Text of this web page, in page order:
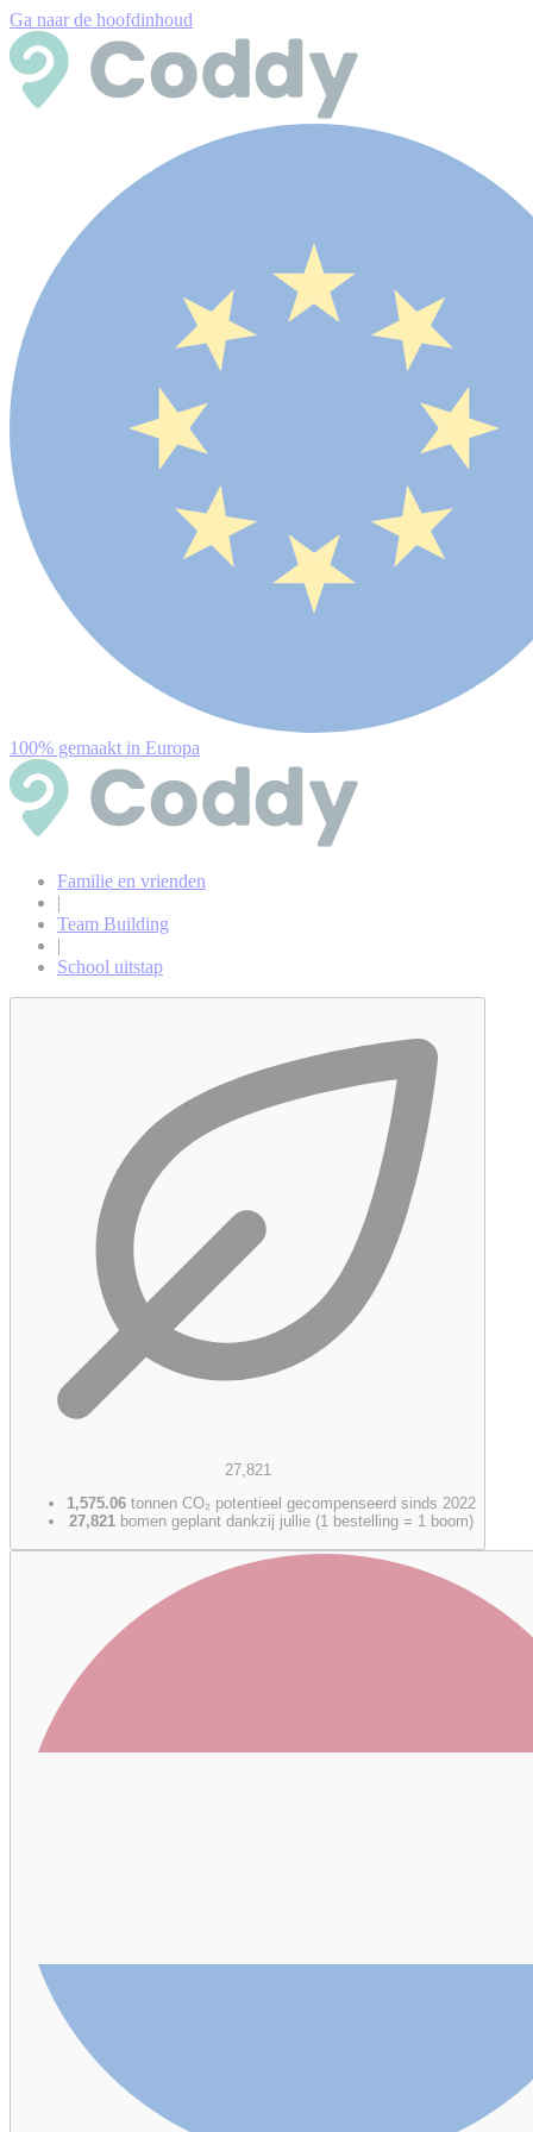
Ga naar de hoofdinhoud
100% gemaakt in Europa
Familie en vrienden
|
Team Building
|
School uitstap
27,821
1,575.06 tonnen CO₂ potentieel gecompenseerd sinds 2022
27,821 bomen geplant dankzij jullie (1 bestelling = 1 boom)